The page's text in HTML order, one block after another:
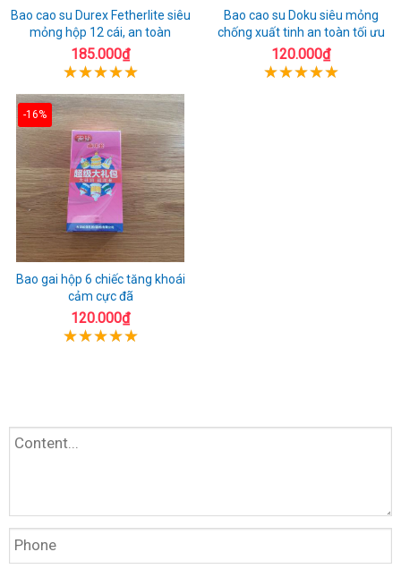
Bao cao su Durex Fetherlite siêu
mỏng hộp 12 cái, an toàn
185.000₫
Bao cao su Doku siêu mỏng
chống xuất tinh an toàn tối ưu
120.000₫
-16%
Bao gai hộp 6 chiếc tăng khoái
cảm cực đã
120.000₫